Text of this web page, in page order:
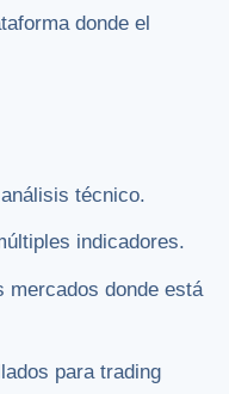
donde el
técnico.
indicadores.
mercados donde está
para trading